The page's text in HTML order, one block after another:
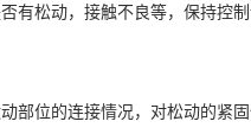
有松动，接触不良等，保持控
部位的连接情况，对松动的紧固